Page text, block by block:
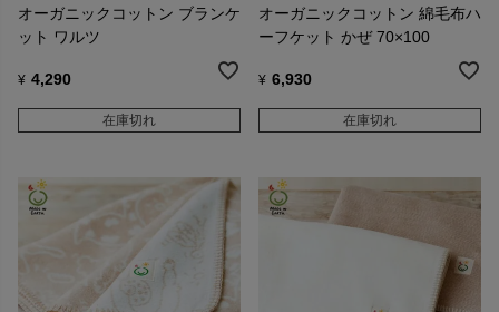
オーガニックコットン ブランケ
ット ワルツ
¥ 4,290
在庫切れ
オーガニックコットン 綿毛布ハ
ーフケット かぜ 70×100
¥ 6,930
在庫切れ